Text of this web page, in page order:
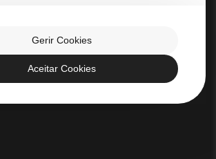
Gerir Cookies
Aceitar Cookies